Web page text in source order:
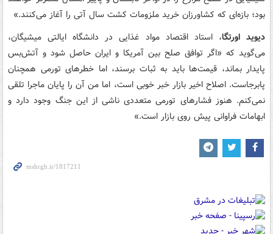
بود؛ بازه‌ای که کشاورزان خرید ملزومات کشت سال آتی را آغاز می‌کنند.»
دیوید اورتگا، استاد اقتصاد مواد غذایی در دانشگاه ایالتی میشیگان،
می‌گوید که «اگر توافق صلح بین آمریکا و ایران حاصل شود و آتش‌بس
پایدار بماند، قیمت‌ها باید به ثبات برسند، اما خطرهای تورمی همچنان
پابرجاست. اصلاح اخیر بازار خبر خوبی است، اما من آن را پایان ماجرا تلقی
نمی‌کنم. هنوز فشارهای تورمی متعددی ناشی از این جنگ وجود دارد و
ابهامات فراوانی پیش روی بازار است.»